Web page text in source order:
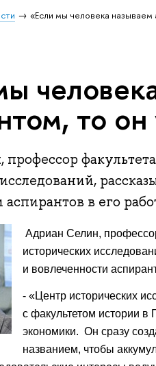
«Если мы человека называем
то
аспирантов в его
Адриан Селин,
исторических
и вовлеченности
- «Центр исторических
с факультетом истории
экономики. Он сразу
названием, чтобы